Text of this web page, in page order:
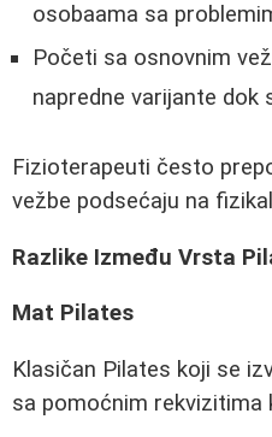
osobaama sa
Početi sa osnovnim
napredne varijante dok
Fizioterapeuti često
vežbe podsećaju na
Razlike Između Vrsta
Mat Pilates
Klasičan Pilates koji se
sa pomoćnim rekvizitima